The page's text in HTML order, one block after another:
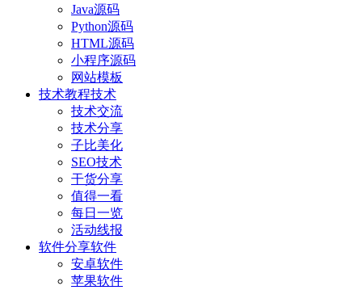
Java源码
Python源码
HTML源码
小程序源码
网站模板
技术教程技术
技术交流
技术分享
子比美化
SEO技术
干货分享
值得一看
每日一览
活动线报
软件分享软件
安卓软件
苹果软件